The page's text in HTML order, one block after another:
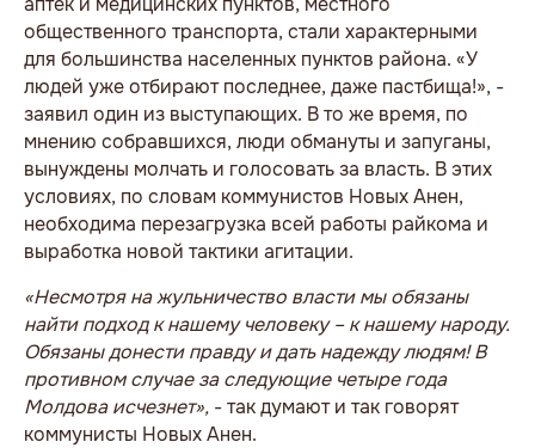
общественного транспорта, стали характерными
для большинства населенных пунктов района. «У
людей уже отбирают последнее, даже пастбища!», -
заявил один из выступающих. В то же время, по
мнению собравшихся, люди обмануты и запуганы,
вынуждены молчать и голосовать за власть. В этих
условиях, по словам коммунистов Новых Анен,
необходима перезагрузка всей работы райкома и
выработка новой тактики агитации.
«Несмотря на жульничество власти мы обязаны
найти подход к нашему человеку – к нашему народу.
Обязаны донести правду и дать надежду людям! В
противном случае за следующие четыре года
Молдова исчезнет», - так думают и так говорят
коммунисты Новых Анен.